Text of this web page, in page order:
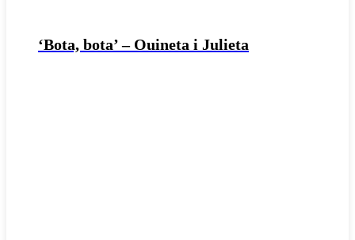
‘Bota, bota’ – Ouineta i Julieta